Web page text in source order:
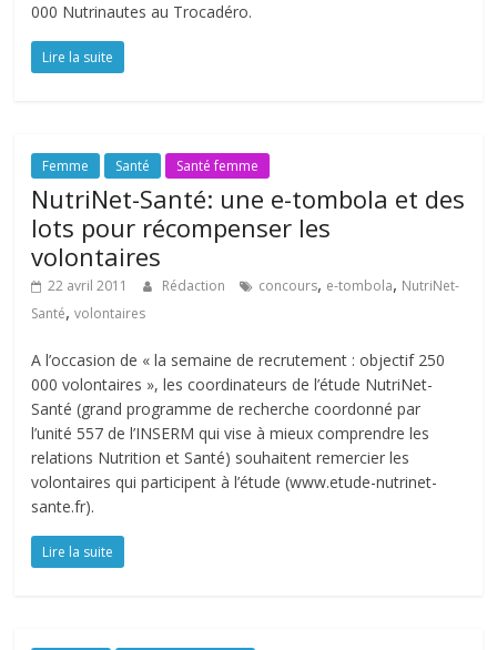
000 Nutrinautes au Trocadéro.
Lire la suite
Femme Santé Santé femme
NutriNet-Santé: une e-tombola et des
lots pour récompenser les
volontaires
22 avril 2011 Rédaction concours, e-tombola, NutriNet-
Santé,volontaires
A l’occasion de « la semaine de recrutement : objectif 250
000 volontaires », les coordinateurs de l’étude NutriNet-
Santé (grand programme de recherche coordonné par
l’unité 557 de l’INSERM qui vise à mieux comprendre les
relations Nutrition et Santé) souhaitent remercier les
volontaires qui participent à l’étude (www.etude-nutrinet-
sante.fr).
Lire la suite